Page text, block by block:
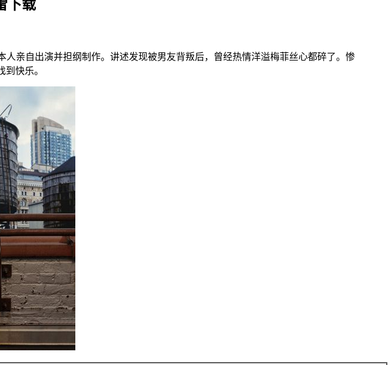
下载
人亲自出演并担纲制作。讲述发现被男友背叛后，曾经热情洋溢梅菲丝心都碎了。惨
到快乐。